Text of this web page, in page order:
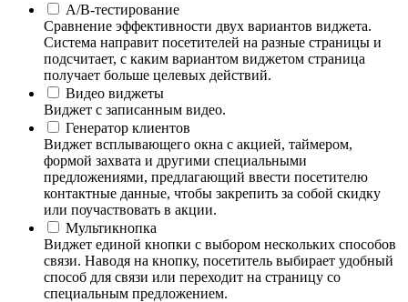
А/B-тестирование
Сравнение эффективности двух вариантов виджета.
Система направит посетителей на разные страницы и
подсчитает, с каким вариантом виджетом страница
получает больше целевых действий.
Видео виджеты
Виджет с записанным видео.
Генератор клиентов
Виджет всплывающего окна с акцией, таймером,
формой захвата и другими специальными
предложениями, предлагающий ввести посетителю
контактные данные, чтобы закрепить за собой скидку
или поучаствовать в акции.
Мультикнопка
Виджет единой кнопки с выбором нескольких способов
связи. Наводя на кнопку, посетитель выбирает удобный
способ для связи или переходит на страницу со
специальным предложением.